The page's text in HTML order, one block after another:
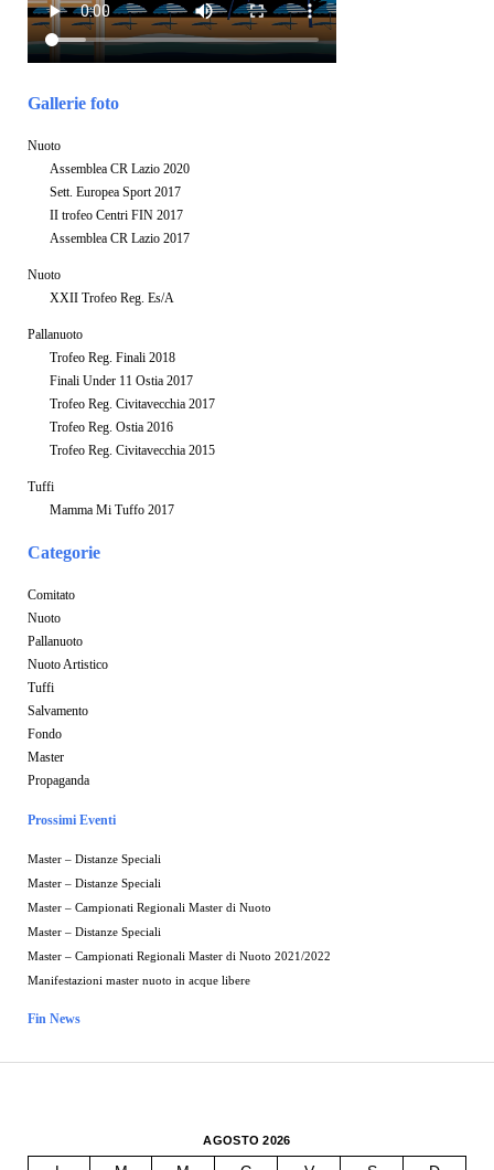
Gallerie foto
Nuoto
Assemblea CR Lazio 2020
Sett. Europea Sport 2017
II trofeo Centri FIN 2017
Assemblea CR Lazio 2017
Nuoto
XXII Trofeo Reg. Es/A
Pallanuoto
Trofeo Reg. Finali 2018
Finali Under 11 Ostia 2017
Trofeo Reg. Civitavecchia 2017
Trofeo Reg. Ostia 2016
Trofeo Reg. Civitavecchia 2015
Tuffi
Mamma Mi Tuffo 2017
Categorie
Comitato
Nuoto
Pallanuoto
Nuoto Artistico
Tuffi
Salvamento
Fondo
Master
Propaganda
Prossimi Eventi
Master – Distanze Speciali
Master – Distanze Speciali
Master – Campionati Regionali Master di Nuoto
Master – Distanze Speciali
Master – Campionati Regionali Master di Nuoto 2021/2022
Manifestazioni master nuoto in acque libere
Fin News
AGOSTO 2026